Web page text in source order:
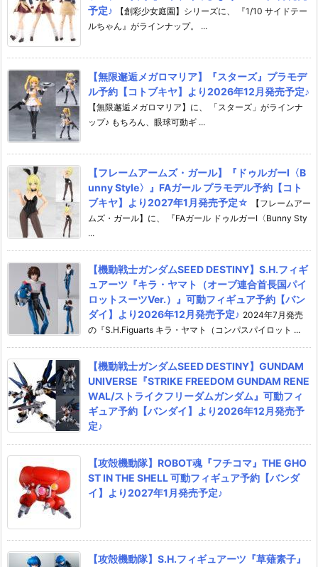
予定♪
【創彩少女庭園】シリーズに、 『1/10 サイドテー
ルちゃん』がラインナップ。 ...
【無限邂逅メガロマリア】『スターズ』プラモデ
ル予約【コトブキヤ】より2026年12月発売予定♪
【無限邂逅メガロマリア】に、 「スターズ」がラインナ
ップ♪ もちろん、眼球可動ギ ...
【フレームアームズ・ガール】『ドゥルガーI〈B
unny Style〉』FAガール プラモデル予約【コト
ブキヤ】より2027年1月発売予定☆
【フレームアー
ムズ・ガール】に、 『FAガール ドゥルガーI〈Bunny Sty
...
【機動戦士ガンダムSEED DESTINY】S.H.フィギ
ュアーツ『キラ・ヤマト（オーブ連合首長国パイ
ロットスーツVer.）』可動フィギュア予約【バン
ダイ】より2026年12月発売予定♪ 2024年7月発売
の『S.H.Figuarts キラ・ヤマト（コンパスパイロット ...
【機動戦士ガンダムSEED DESTINY】GUNDAM
UNIVERSE『STRIKE FREEDOM GUNDAM RENE
WAL/ストライクフリーダムガンダム』可動フィ
ギュア予約【バンダイ】より2026年12月発売予
定♪
【攻殻機動隊】ROBOT魂『フチコマ』THE GHO
ST IN THE SHELL 可動フィギュア予約【バンダ
イ】より2027年1月発売予定♪
【攻殻機動隊】S.H.フィギュアーツ『草薙素子』